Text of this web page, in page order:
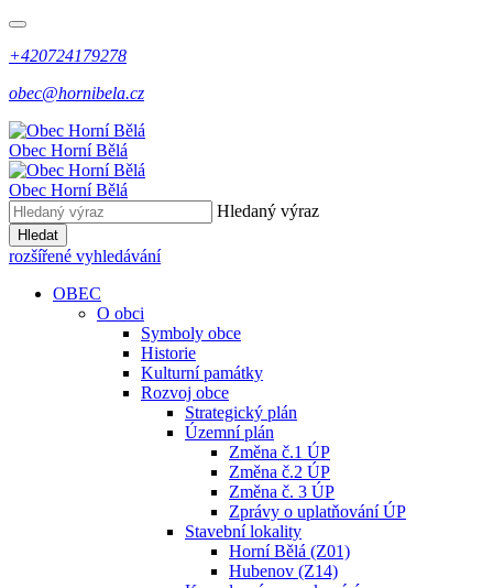
+420724179278
obec@hornibela.cz
Obec HorníBělá
Obec HorníBělá
Hledaný výraz
Hledat
rozšířené vyhledávání
OBEC
O obci
Symboly obce
Historie
Kulturní památky
Rozvoj obce
Strategický plán
Územní plán
Změna č.1 ÚP
Změna č.2 ÚP
Změna č. 3 ÚP
Zprávy o uplatňování ÚP
Stavební lokality
Horní Bělá (Z01)
Hubenov (Z14)